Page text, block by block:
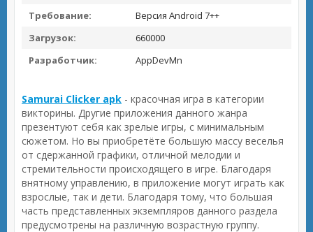
Требование:
Версия Android 7++
Загрузок:
660000
Разработчик:
AppDevMn
Samurai Clicker apk - красочная игра в категории
викторины. Другие приложения данного жанра
презентуют себя как зрелые игры, с минимальным
сюжетом. Но вы приобретёте большую массу веселья
от сдержанной графики, отличной мелодии и
стремительности происходящего в игре. Благодаря
внятному управлению, в приложение могут играть как
взрослые, так и дети. Благодаря тому, что большая
часть представленных экземпляров данного раздела
предусмотрены на различную возрастную группу.